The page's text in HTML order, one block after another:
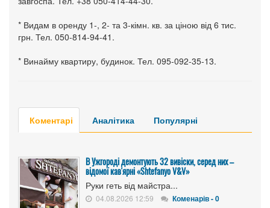
* Видам в оренду 1-, 2- та 3-кімн. кв. за ціною від 6 тис.
грн. Тел. 050-814-94-41.
* Винайму квартиру, будинок. Тел. 095-092-35-13.
Коментарі Аналітика Популярні
В Ужгороді демонтують 32 вивіски, серед них –
відомої кав'ярні «Shtefanyo V&V»
Руки геть від майстра...
04.08.2026 12:59 Коменарів - 0